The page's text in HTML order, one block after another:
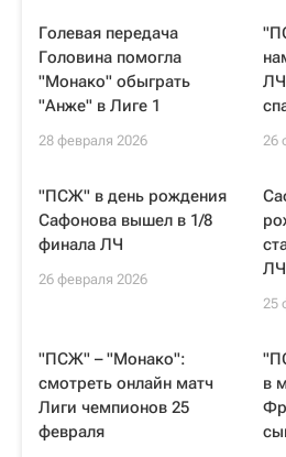
Голевая передача
Головина помогла
"Монако" обыграть
"Анже" в Лиге 1
28 февраля 2026 26
"ПСЖ" в день рождения
Сафонова вышел в 1/8
финала ЛЧ
26 февраля 2026
25
"ПСЖ" – "Монако":
смотреть онлайн матч
Лиги чемпионов 25
февраля
в